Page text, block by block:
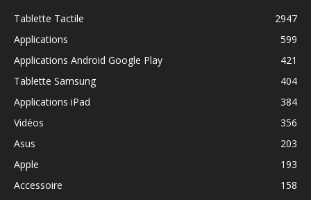
Tablette Tactile
2947
Applications
599
Applications Android Google Play
421
Tablette Samsung
404
Applications iPad
384
Vidéos
356
Asus
203
Apple
193
Accessoire
158